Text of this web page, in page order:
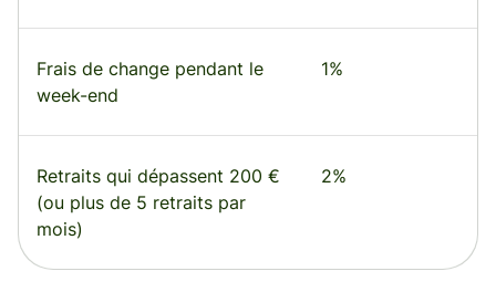
Frais de change pendant le
week-end
1%
Retraits qui dépassent 200 €
(ou plus de 5 retraits par
mois)
2%